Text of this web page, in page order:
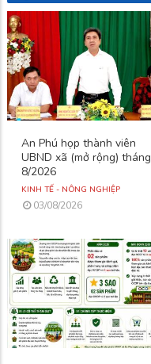
An Phú họp thành viên
UBND xã (mở rộng) tháng
8/2026
KINH TẾ - NÔNG NGHIỆP
03/08/2026